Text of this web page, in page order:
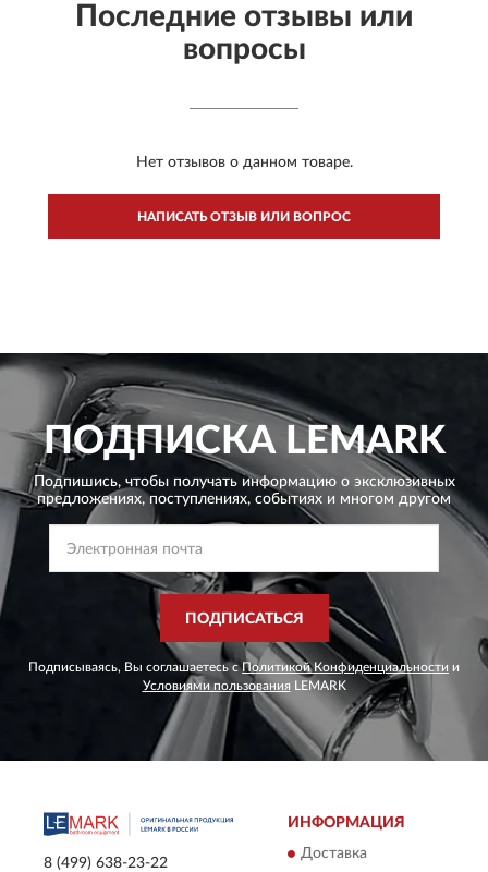
Последние отзывы или
вопросы
Нет отзывов о данном товаре.
НАПИСАТЬ ОТЗЫВ ИЛИ ВОПРОС
ПОДПИСКАLEMARK
Подпишись, чтобы получать информацию о эксклюзивных
предложениях, поступлениях, событиях и многом другом
ПОДПИСАТЬСЯ
Подписываясь, Вы соглашаетесь сПолитикой Конфиденциальности и
Условиями пользования LEMARK
8 (499) 638-23-22
ИНФОРМАЦИЯ
Доставка